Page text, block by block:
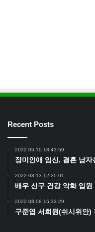
Recent Posts
2022.05.10 18:43:59
장미인애 임신, 결혼 남
2022.03.13 12:20:01
배우 신구 건강 악화 입원
2022.03.08 15:32:29
구준엽 서희원(쉬시위안)